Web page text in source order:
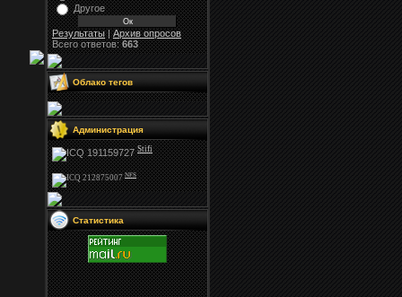
Другое
Результаты|Архив опросов
Всего ответов:663
Облако тегов
Администрация
Stifi
NFS
Статистика